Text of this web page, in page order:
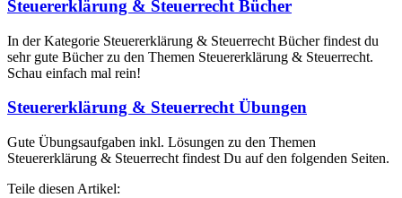
Steuererklärung & Steuerrecht Bücher
In der Kategorie Steuererklärung & Steuerrecht Bücher findest du
sehr gute Bücher zu den Themen Steuererklärung & Steuerrecht.
Schau einfach mal rein!
Steuererklärung & Steuerrecht Übungen
Gute Übungsaufgaben inkl. Lösungen zu den Themen
Steuererklärung & Steuerrecht findest Du auf den folgenden Seiten.
Teile diesen Artikel: